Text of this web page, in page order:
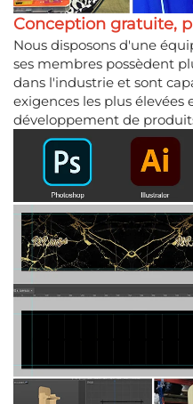
Conception gratuite,
Nous disposons d'une
ses membres possèdent
dans l'industrie et sont
exigences les plus élevées
développement de